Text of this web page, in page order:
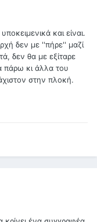
και είναι.
δεν με ''πήρε'' μαζί
δεν θα με εξίταρε
πάρω κι άλλα του
στην πλοκή.